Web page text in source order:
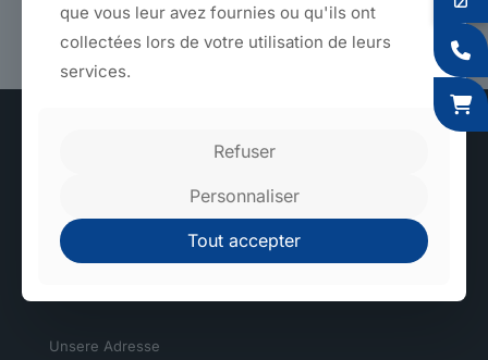
Hochtechnologische und umweltfreundliche Fabriken.
Sagaert
Unsere Adresse
que vous leur avez fournies ou qu'ils ont
collectées lors de votre utilisation de leurs
services.
Refuser
Personnaliser
Tout accepter